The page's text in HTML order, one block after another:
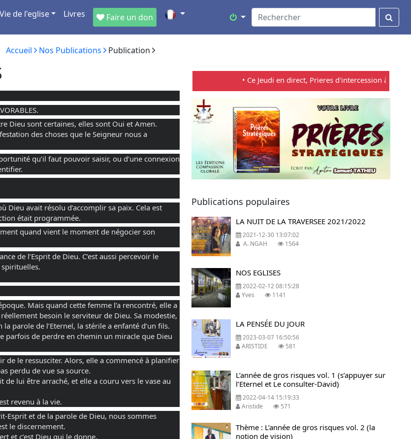
Vie de l'eglise Livres Faire un don
Accueil Nos Publications Publication
Dieu sont certaines, elles sont Oui et Amen.
des choses que le Seigneur nous a
qu’il faut pouvoir saisir, ou d’une connexion
Dieu avait résolu d’accomplir sa paix. Cela est
était programmée.
quand vient le moment de négocier son
de l’Esprit de Dieu. C’est aussi percevoir le
Mais quand cette femme l’a rencontré, elle a
besoin le serviteur de Dieu. Sa modestie,
parole de l’Eternel, la stérile a enfanté d’un fils.
parfois de perdre en chemin un miracle que Dieu
le ressusciter. Alors, elle a commencé à planifier
perdu de vue sa source.
de lui être arraché, et elle a couru vers le vase au
revenu à la vie.
Esprit et de la parole de Dieu, nous sommes
le discernement.
et c’est Dieu qui le donne.
• Ce Jeudi en direct, Prieres d'intercession à 21:00
Previous Next
Publications populaires
LA NUIT DE LA TRAVERSEE 2021/2022
2021-12-30 13:07:02
A. NGAH
1564
NOS EGLISES
2022-02-12 08:15:28
Yves
1141
LA PENSÉE DU JOUR
2023-03-07 16:50:56
ARISTIDE
581
L’année de gros risques vol. 1 (s’appuyer sur
l’Eternel et Le consulter-David)
2022-04-14 15:19:33
Aristide
571
Thème : L’année de gros risques vol. 2 (la
notion de vision)